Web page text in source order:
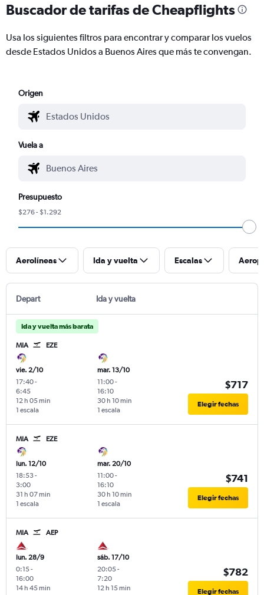
Buscador de tarifas de Cheapflights
Usa los siguientes filtros para encontrar y comparar los vuelos
desde Estados Unidos a Buenos Aires que más te convengan.
Origen
Vuela a
Presupuesto
$276 - $1.292
Aerolíneas Ida y vuelta Escalas
Depart Ida y vuelta
Ida y vuelta más barata
MIA EZE
vie. 2/10
17:40-
6:45
1 escala
12 h 05 min
mar. 13/10
11:00-
16:10
1 escala
30 h 10 min
$717
Elegir fechas
MIA EZE
lun. 12/10
18:53-
3:00
1 escala
31 h 07 min
mar. 20/10
11:00-
16:10
1 escala
30 h 10 min
$741
Elegir fechas
MIA AEP
lun. 28/9
0:15-
16:00
14 h 45 min
sáb. 17/10
20:05-
7:20
12 h 15 min
$782
Elegir fechas